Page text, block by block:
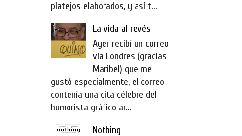
platejos elaborados, y así t...
La vida al revés
Ayer recibí un correo
vía Londres (gracias
Maribel) que me
gustó especialmente, el correo
contenía una cita célebre del
humorista gráfico ar...
Nothing